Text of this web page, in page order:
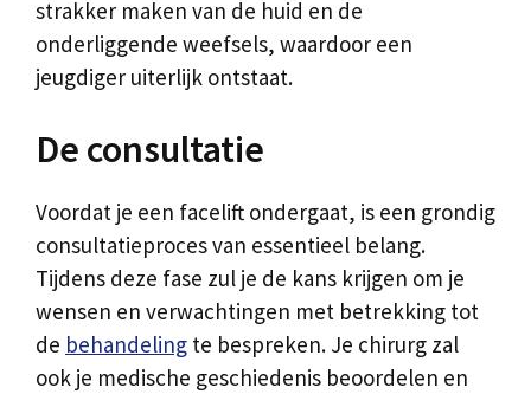
strakker maken van de huid en de
onderliggende weefsels, waardoor een
jeugdiger uiterlijk ontstaat.
De consultatie
Voordat je een facelift ondergaat, is een grondig
consultatieproces van essentieel belang.
Tijdens deze fase zul je de kans krijgen om je
wensen en verwachtingen met betrekking tot
de behandeling te bespreken. Je chirurg zal
ook je medische geschiedenis beoordelen en